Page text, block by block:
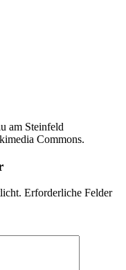
am Steinfeld
Commons.
Erforderliche Felder